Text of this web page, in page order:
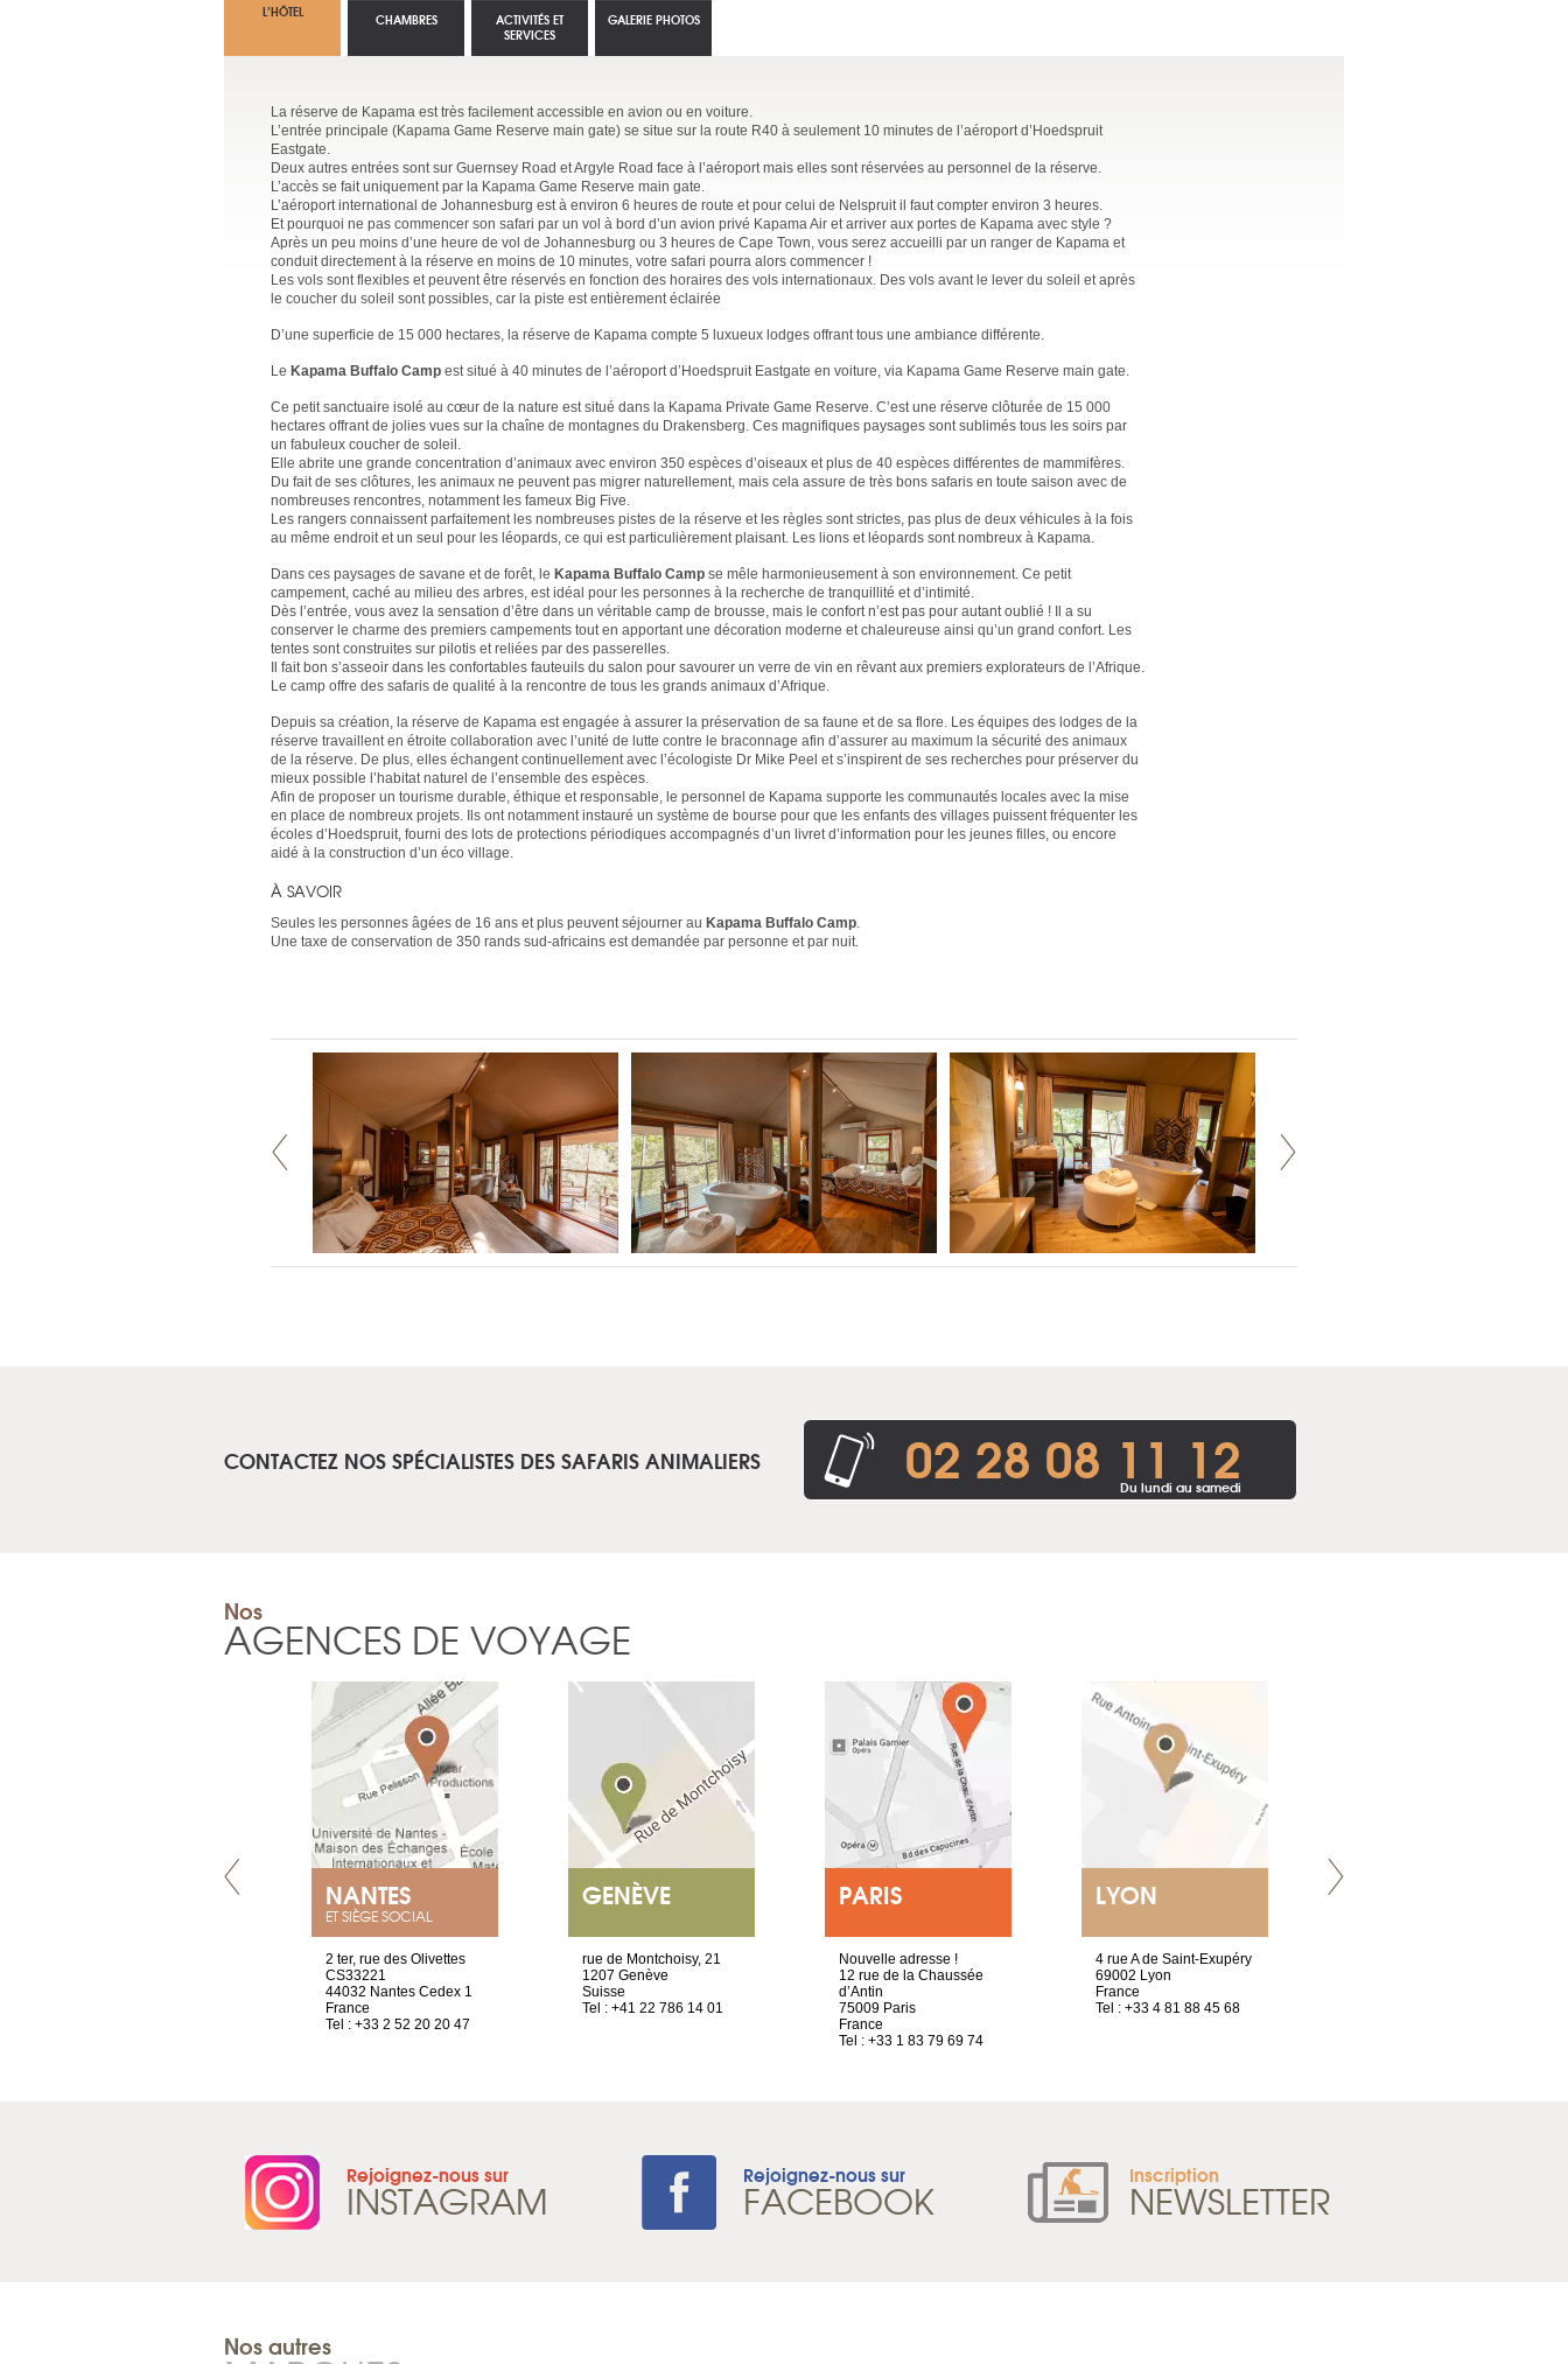
L’HÔTEL
La réserve de Kapama est très facilement accessible en avion ou en voiture.
L’entrée principale (Kapama Game Reserve main gate) se situe sur la route R40 à seulement 10 minutes de l’aéroport d’Hoedspruit
Eastgate.
Deux autres entrées sont sur Guernsey Road et Argyle Road face à l’aéroport mais elles sont réservées au personnel de la réserve.
L’accès se fait uniquement par la Kapama Game Reserve main gate.
L’aéroport international de Johannesburg est à environ 6 heures de route et pour celui de Nelspruit il faut compter environ 3 heures.
Et pourquoi ne pas commencer son safari par un vol à bord d’un avion privé Kapama Air et arriver aux portes de Kapama avec style ?
Après un peu moins d’une heure de vol de Johannesburg ou 3 heures de Cape Town, vous serez accueilli par un ranger de Kapama et
conduit directement à la réserve en moins de 10 minutes, votre safari pourra alors commencer !
Les vols sont flexibles et peuvent être réservés en fonction des horaires des vols internationaux. Des vols avant le lever du soleil et après
le coucher du soleil sont possibles, car la piste est entièrement éclairée
D’une superficie de 15 000 hectares, la réserve de Kapama compte 5 luxueux lodges offrant tous une ambiance différente.
Le Kapama Buffalo Camp est situé à 40 minutes de l’aéroport d’Hoedspruit Eastgate en voiture, via Kapama Game Reserve main gate.
Ce petit sanctuaire isolé au cœur de la nature est situé dans la Kapama Private Game Reserve. C’est une réserve clôturée de 15 000
hectares offrant de jolies vues sur la chaîne de montagnes du Drakensberg. Ces magnifiques paysages sont sublimés tous les soirs par
un fabuleux coucher de soleil.
Elle abrite une grande concentration d’animaux avec environ 350 espèces d’oiseaux et plus de 40 espèces différentes de mammifères.
Du fait de ses clôtures, les animaux ne peuvent pas migrer naturellement, mais cela assure de très bons safaris en toute saison avec de
nombreuses rencontres, notamment les fameux Big Five.
Les rangers connaissent parfaitement les nombreuses pistes de la réserve et les règles sont strictes, pas plus de deux véhicules à la fois
au même endroit et un seul pour les léopards, ce qui est particulièrement plaisant. Les lions et léopards sont nombreux à Kapama.
Dans ces paysages de savane et de forêt, le Kapama Buffalo Camp se mêle harmonieusement à son environnement. Ce petit
campement, caché au milieu des arbres, est idéal pour les personnes à la recherche de tranquillité et d’intimité.
Dès l’entrée, vous avez la sensation d’être dans un véritable camp de brousse, mais le confort n’est pas pour autant oublié ! Il a su
conserver le charme des premiers campements tout en apportant une décoration moderne et chaleureuse ainsi qu’un grand confort. Les
tentes sont construites sur pilotis et reliées par des passerelles.
Il fait bon s’asseoir dans les confortables fauteuils du salon pour savourer un verre de vin en rêvant aux premiers explorateurs de l’Afrique.
Le camp offre des safaris de qualité à la rencontre de tous les grands animaux d’Afrique.
Depuis sa création, la réserve de Kapama est engagée à assurer la préservation de sa faune et de sa flore. Les équipes des lodges de la
réserve travaillent en étroite collaboration avec l’unité de lutte contre le braconnage afin d’assurer au maximum la sécurité des animaux
de la réserve. De plus, elles échangent continuellement avec l’écologiste Dr Mike Peel et s’inspirent de ses recherches pour préserver du
mieux possible l’habitat naturel de l’ensemble des espèces.
Afin de proposer un tourisme durable, éthique et responsable, le personnel de Kapama supporte les communautés locales avec la mise
en place de nombreux projets. Ils ont notamment instauré un système de bourse pour que les enfants des villages puissent fréquenter les
écoles d’Hoedspruit, fourni des lots de protections périodiques accompagnés d’un livret d’information pour les jeunes filles, ou encore
aidé à la construction d’un éco village.
À SAVOIR
Seules les personnes âgées de 16 ans et plus peuvent séjourner au Kapama Buffalo Camp.
Une taxe de conservation de 350 rands sud-africains est demandée par personne et par nuit.
CHAMBRES
ACTIVITÉS ET
SERVICES
GALERIE PHOTOS
CONTACTEZ NOS SPÉCIALISTES DES SAFARIS ANIMALIERS 02 28 08 11 12
Du lundi au samedi
Nos
AGENCES DE VOYAGE
NANTES
ET SIÈGE SOCIAL
2 ter, rue des Olivettes
CS33221
44032 Nantes Cedex 1
France
Tel : +33 2 52 20 20 47
GENÈVE
rue de Montchoisy, 21
1207 Genève
Suisse
Tel : +41 22 786 14 01
PARIS
Nouvelle adresse !
12 rue de la Chaussée
d’Antin
75009 Paris
France
Tel : +33 1 83 79 69 74
LYON
4 rue A de Saint-Exupéry
69002 Lyon
France
Tel : +33 4 81 88 45 68
Rejoignez-nous sur
INSTAGRAM Rejoignez-nous sur
FACEBOOK Inscription
NEWSLETTER
Nos autres